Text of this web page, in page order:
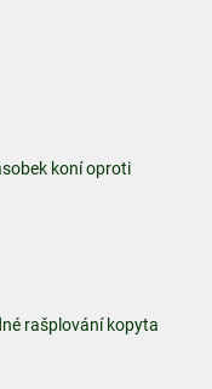
koní oproti
rašplování kopyta